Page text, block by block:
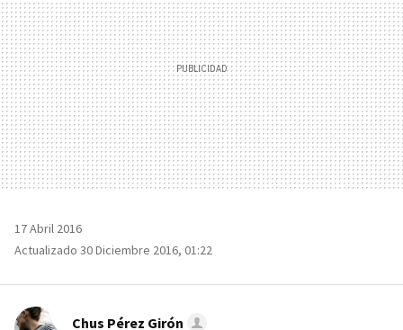
17 Abril 2016
Actualizado 30 Diciembre 2016, 01:22
Chus Pérez Girón